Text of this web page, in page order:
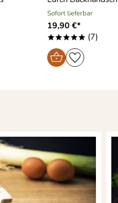
Sofort lieferbar
19,90 €*
***** (7)